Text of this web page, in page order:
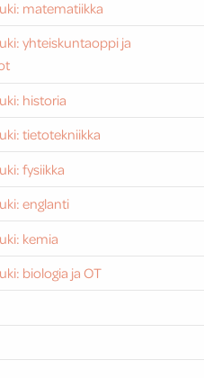
matematiikka
yhteiskuntaoppi ja
historia
tietotekniikka
fysiikka
englanti
kemia
biologia ja OT